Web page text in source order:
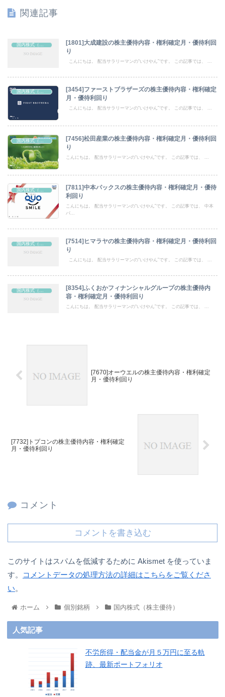
関連記事
国内株式（株主優待）
[1801]大成建設の株主優待内容・権利確定月・優待利回
り
こんにちは。 配当サラリーマンの“いけやん”です。 この記事では、 ...
国内株式（株主優待）
[3454]ファーストブラザーズの株主優待内容・権利確定
月・優待利回り
こんにちは。 配当サラリーマンの“いけやん”です。 この記事では、 ...
国内株式（株主優待）
[7456]松田産業の株主優待内容・権利確定月・優待利回
り
こんにちは。 配当サラリーマンの“いけやん”です。 この記事では、 ...
[7811]中本パックスの株主優待内容・権利確定月・優待
利回り
こんにちは。 配当サラリーマンの“いけやん”です。 この記事では、 中本
パ...
[7514]ヒマラヤの株主優待内容・権利確定月・優待利回
り
こんにちは。 配当サラリーマンの“いけやん”です。 この記事では、 ...
[8354]ふくおかフィナンシャルグループの株主優待内
容・権利確定月・優待利回り
こんにちは。 配当サラリーマンの“いけやん”です。 この記事では、 ...
[7670]オーウエルの株主優待内容・権利確定
月・優待利回り
[7732]トプコンの株主優待内容・権利確定
月・優待利回り
コメント
コメントを書き込む
このサイトはスパムを低減するために Akismet を使っていま
す。
コメントデータの処理方法の詳細はこちらをご覧くださ
い。
ホーム 個別銘柄 国内株式（株主優待）
人気記事
不労所得・配当金が月５万円に至る軌
跡、最新ポートフォリオ